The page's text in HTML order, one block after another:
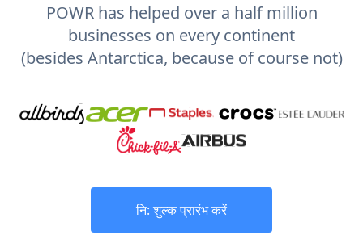
POWR has helped over a half million
businesses on every continent
(besides Antarctica, because of course not)
नि: शुल्क प्रारंभ करें